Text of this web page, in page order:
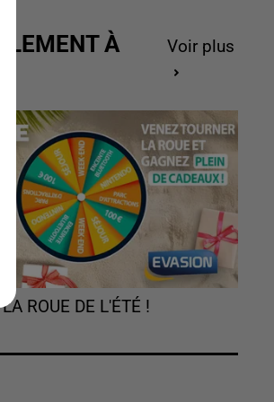
À
Voir plus
ROUE DE L'ÉTÉ !